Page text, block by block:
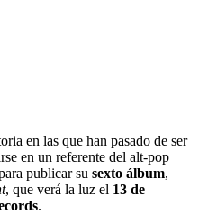
en las que han pasado de ser
en un referente del alt-pop
publicar su sexto álbum,
, que verá la luz el 13 de
.